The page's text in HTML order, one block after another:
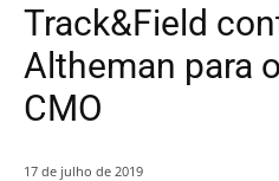
Track&Field
Altheman para
CMO
17 de julho de 2019